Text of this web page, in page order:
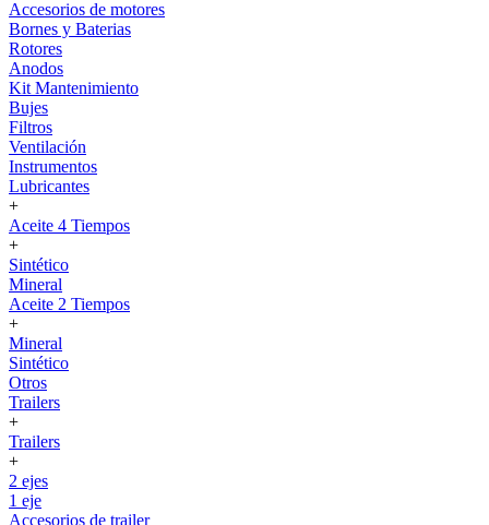
Accesorios de motores
Bornes y Baterias
Rotores
Anodos
Kit Mantenimiento
Bujes
Filtros
Ventilación
Instrumentos
Lubricantes
+
Aceite 4 Tiempos
+
Sintético
Mineral
Aceite 2 Tiempos
+
Mineral
Sintético
Otros
Trailers
+
Trailers
+
2 ejes
1 eje
Accesorios de trailer